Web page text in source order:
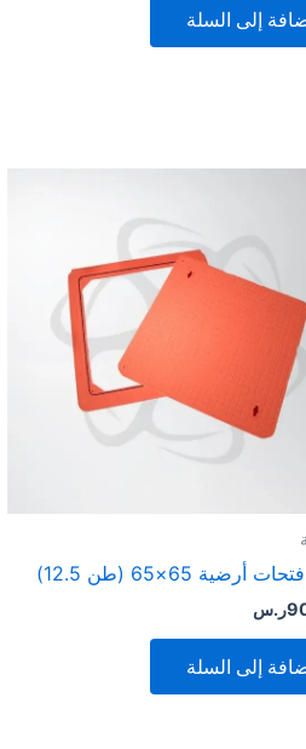
إلى السلة
أرضية 65×65 (طن 12.5)
ر.س
إلى السلة